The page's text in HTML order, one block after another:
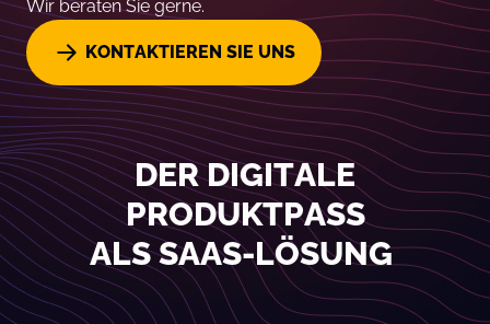
Wir beraten Sie gerne.
KONTAKTIEREN SIE UNS
DERDIGITALE
PRODUKTPASS
ALS SAAS-LÖSUNG